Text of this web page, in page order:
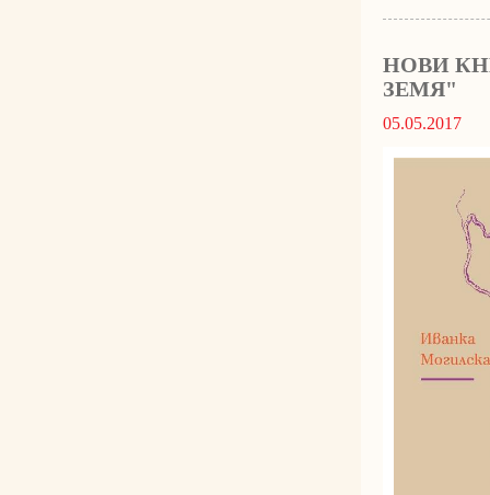
НОВИ
ЗЕМЯ"
05.05.2017